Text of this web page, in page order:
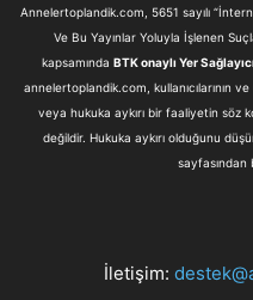
Annelertoplandik.com, 5651 sayılı
Ve Bu Yayınlar Yoluyla İşlenen
kapsamında BTK onaylı Yer Sağlayıcı
annelertoplandik.com, kullanıcılarının
veya hukuka aykırı bir faaliyetin söz
değildir. Hukuka aykırı olduğunu
sayfasından
İletişim: